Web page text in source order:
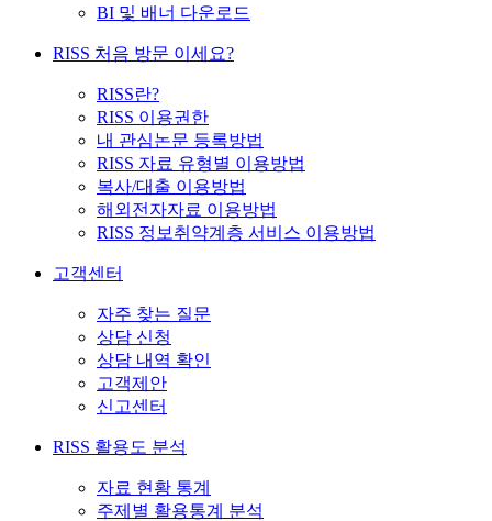
BI 및 배너 다운로드
RISS 처음 방문 이세요?
RISS란?
RISS 이용권한
내 관심논문 등록방법
RISS 자료 유형별 이용방법
복사/대출 이용방법
해외전자자료 이용방법
RISS 정보취약계층 서비스 이용방법
고객센터
자주 찾는 질문
상담 신청
상담 내역 확인
고객제안
신고센터
RISS 활용도 분석
자료 현황 통계
주제별 활용통계 분석